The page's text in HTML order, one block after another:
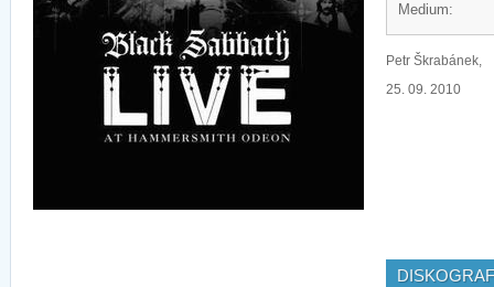
Medium:
Petr Škrabánek,
25. 09. 2010